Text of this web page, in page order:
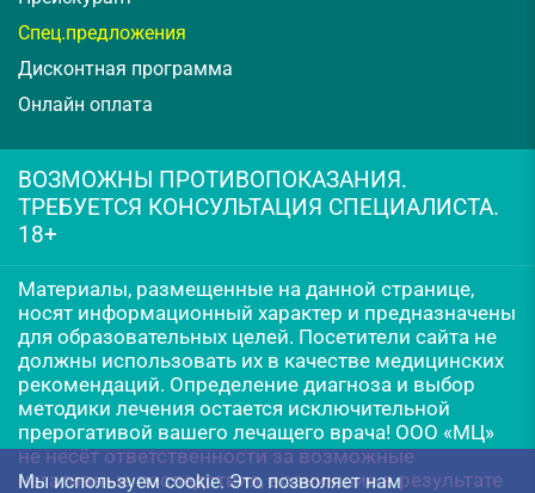
Спец.предложения
Дисконтная программа
Онлайн оплата
ВОЗМОЖНЫ ПРОТИВОПОКАЗАНИЯ.
ТРЕБУЕТСЯ КОНСУЛЬТАЦИЯ СПЕЦИАЛИСТА.
18+
Материалы, размещенные на данной странице,
носят информационный характер и предназначены
для образовательных целей. Посетители сайта не
должны использовать их в качестве медицинских
рекомендаций. Определение диагноза и выбор
методики лечения остается исключительной
прерогативой вашего лечащего врача! ООО «МЦ»
не несёт ответственности за возможные
негативные последствия, возникшие в результате
Мы используем cookie. Это позволяет нам